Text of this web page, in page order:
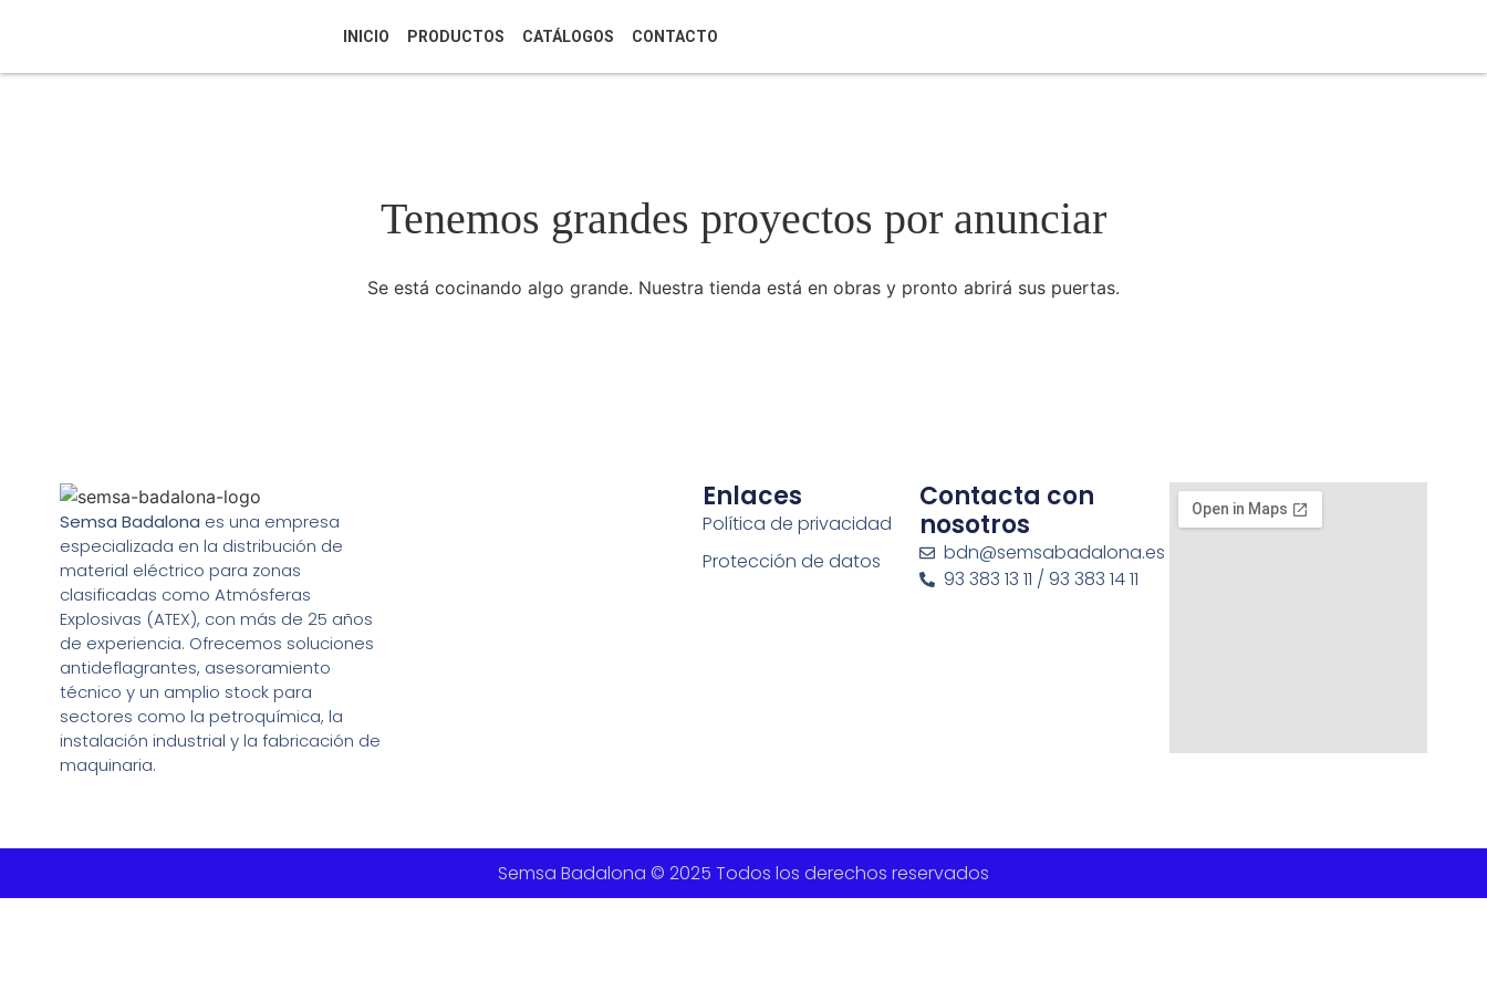
INICIO PRODUCTOS CATÁLOGOS CONTACTO
Tenemos grandes proyectos por anunciar
Se está cocinando algo grande. Nuestra tienda está en obras y pronto abrirá sus puertas.
Semsa Badalona es una empresa
especializada en la distribución de
material eléctrico para zonas
clasificadas como Atmósferas
Explosivas (ATEX), con más de 25 años
de experiencia. Ofrecemos soluciones
antideflagrantes, asesoramiento
técnico y un amplio stock para
sectores como la petroquímica, la
instalación industrial y la fabricación de
maquinaria.
Enlaces
Política de privacidad
Protección de datos
Contacta con
nosotros
bdn@semsabadalona.es
93 383 13 11 / 93 383 14 11
Semsa Badalona © 2025 Todos los derechos reservados